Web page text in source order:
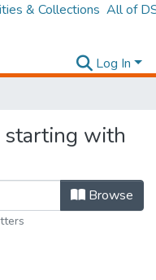
& Collections All of
Log In
with
Browse